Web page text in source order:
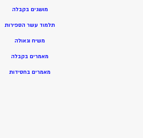
מושגים בקבלה
תלמוד עשר הספירות
משיח וגאולה
מאמרים בקבלה
מאמרים בחסידות